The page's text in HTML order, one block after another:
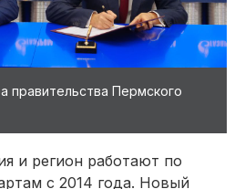
правительства Пермского
и регион работают по
с 2014 года. Новый